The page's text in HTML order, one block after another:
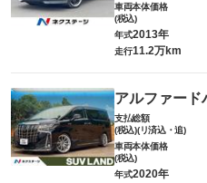
車両本体価格
(税込)
年式2013年
走行11.2万km
アルファード
支払総額
(税込)(リ済込・追)
車両本体価格
(税込)
年式2020年